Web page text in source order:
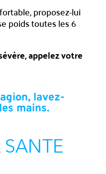
proposez-lui
poids toutes les 6
appelez votre
lavez-
mains.